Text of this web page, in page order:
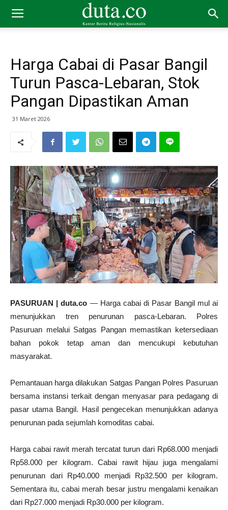
Harga Cabai di Pasar Bangil
Turun Pasca-Lebaran, Stok
Pangan Dipastikan Aman
31 Maret 2026
PASURUAN | duta.co — Harga cabai di Pasar Bangil mul ai
menunjukkan tren penurunan pasca-Lebaran. Polres
Pasuruan melalui Satgas Pangan memastikan ketersediaan
bahan pokok tetap aman dan mencukupi kebutuhan
masyarakat.
Pemantauan harga dilakukan Satgas Pangan Polres Pasuruan
bersama instansi terkait dengan menyasar para pedagang di
pasar utama Bangil. Hasil pengecekan menunjukkan adanya
penurunan pada sejumlah komoditas cabai.
Harga cabai rawit merah tercatat turun dari Rp68.000 menjadi
Rp58.000 per kilogram. Cabai rawit hijau juga mengalami
penurunan dari Rp40.000 menjadi Rp32.500 per kilogram.
Sementara itu, cabai merah besar justru mengalami kenaikan
dari Rp27.000 menjadi Rp30.000 per kilogram.